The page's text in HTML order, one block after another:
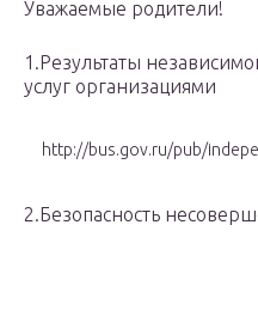
Уважаемые
1.Результаты
услуг организациями
http://bus.gov.ru/pub/
2.Безопасность